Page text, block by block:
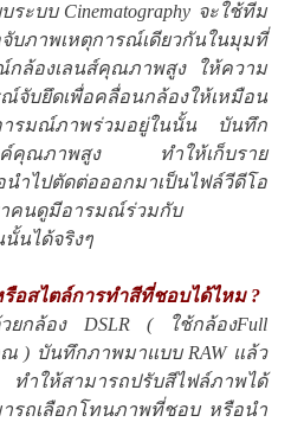
ะบบ Cinematography จะใช้ทีม
บภาพเหตุการณ์เดียวกันในมุมที่
ล้องเลนส์คุณภาพสูง ให้ความ
บยึดเพื่อคลื่อนกล้องให้เหมือน
รมณ์ภาพร่วมอยู่ในนั้น บันทึก
ไมค์คุณภาพสูง ทำให้เก็บราย
นำไปตัดต่อออกมาเป็นไฟล์วีดีโอ
คนดูมีอารมณ์ร่วมกับ
นั้นได้จริงๆ
อสไตล์การทำสีที่ชอบได้ไหม ?
ยกล้อง DSLR ( ใช้กล้องFull
ณ ) บันทึกภาพมาแบบ RAW แล้ว
ำให้สามารถปรับสีไฟล์ภาพได้
รถเลือกโทนภาพที่ชอบ หรือนำ